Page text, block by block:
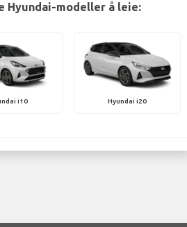
Hyundai-modeller å leie:
i10 Hyundai i20